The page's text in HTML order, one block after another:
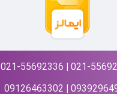
021-55692336 | 021-
09126463302 |